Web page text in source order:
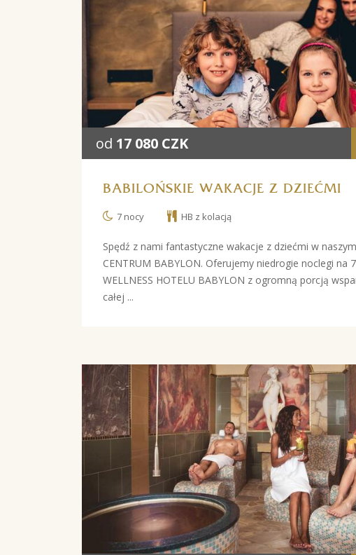
od 17 080 CZK
BABILOŃSKIE WAKACJE Z DZIEĆMI
7 nocy HB z kolacją
Spędź z nami fantastyczne wakacje z dziećmi w
CENTRUM BABYLON. Oferujemy niedrogie noclegi na
WELLNESS HOTELU BABYLON z ogromną porcją
całej ...